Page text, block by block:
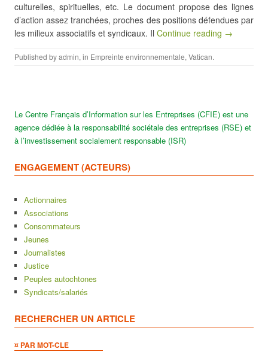
culturelles, spirituelles, etc. Le document propose des lignes
d’action assez tranchées, proches des positions défendues par
les milieux associatifs et syndicaux. Il Continue reading →
Published byadmin, in Empreinte environnementale, Vatican.
Le Centre Français d’Information sur les Entreprises (CFIE) est une
agence dédiée à la responsabilité sociétale des entreprises (RSE) et
à l’investissement socialement responsable (ISR)
ENGAGEMENT (ACTEURS)
Actionnaires
Associations
Consommateurs
Jeunes
Journalistes
Justice
Peuples autochtones
Syndicats/salariés
RECHERCHER UN ARTICLE
¤ PAR MOT-CLE